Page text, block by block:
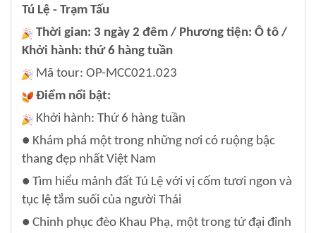
Tú Lệ - Trạm Tấu
Thời gian: 3 ngày 2 đêm / Phương tiện: Ô tô /
Khởi hành: thứ 6 hàng tuần
Mã tour: OP-MCC021.023
Điểm nổi bật:
Khởi hành: Thứ 6 hàng tuần
● Khám phá một trong những nơi có ruộng bậc
thang đẹp nhất Việt Nam
● Tìm hiểu mảnh đất Tú Lệ với vị cốm tươi ngon và
tục lệ tắm suối của người Thái
● Chinh phục đèo Khau Phạ, một trong tứ đại đỉnh